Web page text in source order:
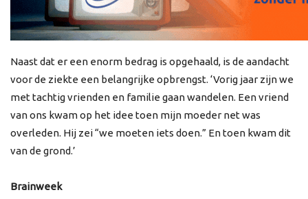
Naast dat er een enorm bedrag is opgehaald, is de aandacht
voor de ziekte een belangrijke opbrengst. ‘Vorig jaar zijn we
met tachtig vrienden en familie gaan wandelen. Een vriend
van ons kwam op het idee toen mijn moeder net was
overleden. Hij zei “we moeten iets doen.” En toen kwam dit
van de grond.’
Brainweek